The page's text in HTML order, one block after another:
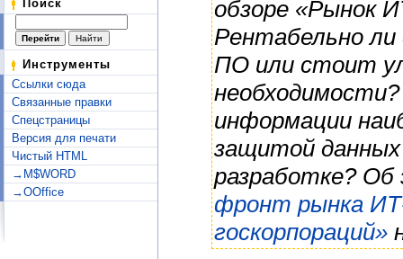
Поиск
Инструменты
Ссылки сюда
Связанные правки
Спецстраницы
Версия для печати
Чистый HTML
→M$WORD
→OOffice
обзоре «Рынок
Рентабельно ли
ПО или стоит
информации
защитой
разработке?
фронт рынка
госкорпораций»